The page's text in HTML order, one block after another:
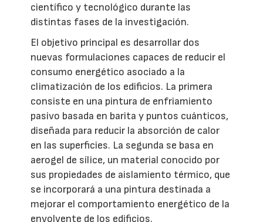
científico y tecnológico durante las
distintas fases de la investigación.
El objetivo principal es desarrollar dos
nuevas formulaciones capaces de reducir el
consumo energético asociado a la
climatización de los edificios. La primera
consiste en una pintura de enfriamiento
pasivo basada en barita y puntos cuánticos,
diseñada para reducir la absorción de calor
en las superficies. La segunda se basa en
aerogel de sílice, un material conocido por
sus propiedades de aislamiento térmico, que
se incorporará a una pintura destinada a
mejorar el comportamiento energético de la
envolvente de los edificios.